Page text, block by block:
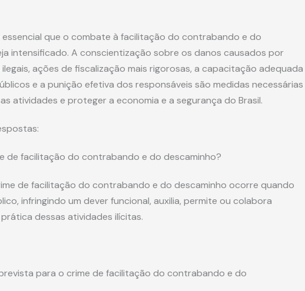
essencial que o combate à facilitação do contrabando e do
intensificado. A conscientização sobre os danos causados por
ações de fiscalização mais rigorosas, a capacitação adequada
e a punição efetiva dos responsáveis são medidas necessárias
atividades e proteger a economia e a segurança do Brasil.
de facilitação do contrabando e do descaminho?
de facilitação do contrabando e do descaminho ocorre quando
infringindo um dever funcional, auxilia, permite ou colabora
dessas atividades ilícitas.
para o crime de facilitação do contrabando e do